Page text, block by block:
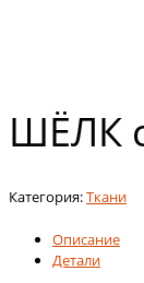
ШЁЛК
Категория:Ткани
Описание
Детали